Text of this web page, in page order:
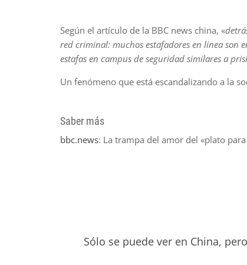
Según el artículo de la BBC news china, «
red criminal: muchos estafadores en línea son
estafas en campus de seguridad similares a
Un fenómeno que está escandalizando a la
Saber más
bbc.news: La trampa del amor del «plato
Sólo se puede ver en China,